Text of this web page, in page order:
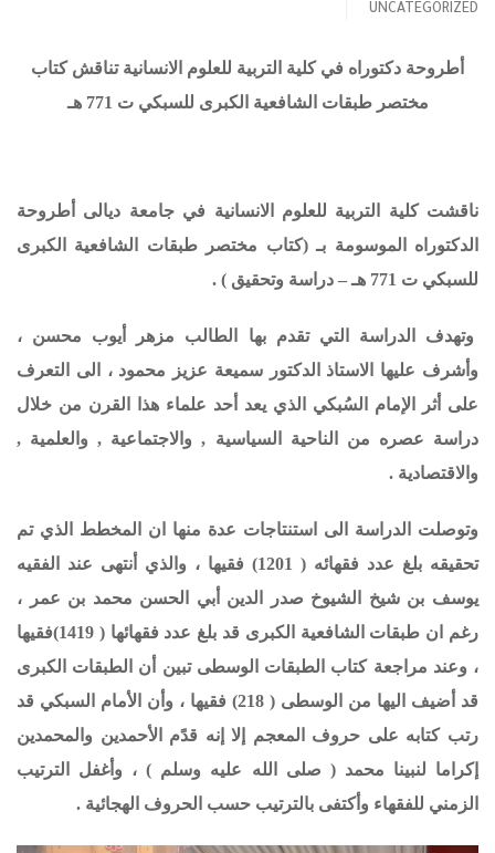
UNCATEGORIZED
أطروحة دكتوراه في كلية التربية للعلوم الانسانية تناقش كتاب
مختصر طبقات الشافعية الكبرى للسبكي ت 771 هـ
ناقشت كلية التربية للعلوم الانسانية في جامعة ديالى أطروحة
الدكتوراه الموسومة بـ (كتاب مختصر طبقات الشافعية الكبرى
للسبكي ت 771 هـ
– دراسة وتحقيق ) .
وتهدف الدراسة التي تقدم بها الطالب مزهر أيوب محسن ،
وأشرف عليها الاستاذ الدكتور سميعة عزيز محمود ، الى التعرف
على أثر الإمام السُبكي الذي يعد أحد علماء هذا القرن من خلال
دراسة عصره من الناحية السياسية , والاجتماعية , والعلمية ,
والاقتصادية .
وتوصلت الدراسة الى استنتاجات عدة منها ان المخطط الذي تم
تحقيقه بلغ عدد فقهائه ( 1201) فقيها ، والذي أنتهى عند الفقيه
يوسف بن شيخ الشيوخ صدر الدين أبي الحسن محمد بن عمر ،
رغم ان طبقات الشافعية الكبرى قد بلغ عدد فقهائها ( 1419)فقيها
، وعند مراجعة كتاب الطبقات الوسطى تبين أن الطبقات الكبرى
قد أضيف اليها من الوسطى ( 218) فقيها ، وأن الأمام السبكي قد
رتب كتابه على حروف المعجم إلا إنه قدًم الأحمدين والمحمدين
إكراما لنبينا محمد ( صلى الله عليه وسلم ) ، وأغفل الترتيب
الزمني للفقهاء وأكتفى بالترتيب حسب الحروف الهجائية .